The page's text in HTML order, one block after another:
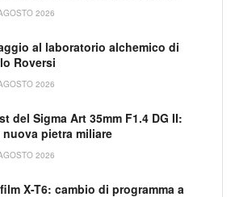
2026
al laboratorio alchemico di
Roversi
2026
del Sigma Art 35mm F1.4 DG II:
nuova pietra miliare
2026
X-T6: cambio di programma a